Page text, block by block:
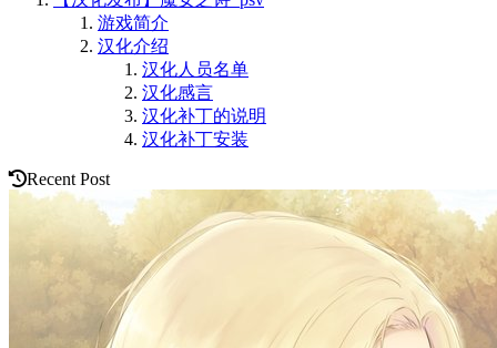
游戏简介
汉化介绍
汉化人员名单
汉化感言
汉化补丁的说明
汉化补丁安装
Recent Post